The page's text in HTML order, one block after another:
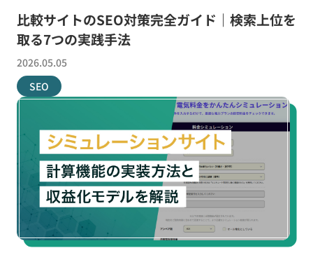
比較サイトのSEO対策完全ガイド｜検索上位を
取る7つの実践手法
2026.05.05
SEO